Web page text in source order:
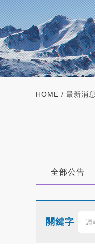
HOME / 最新消息
全部公告
關鍵字